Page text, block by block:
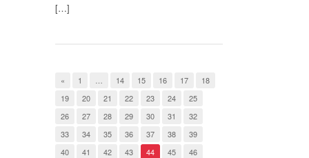
[…]
« 1 … 14 15 16 17
18
19
20 21 22 23 24
25
26
27 28 29 30 31
32
33
34 35 36 37 38
39
40
41 42 43 44 45 46